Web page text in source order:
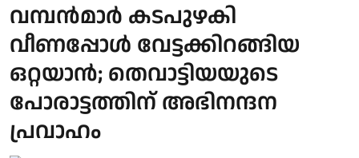
വമ്പന്‍മാർ കടപുഴകി
വീണപ്പോള്‍ വേട്ടക്കിറങ്ങിയ
ഒറ്റയാന്‍; തെവാട്ടിയയുടെ
പോരാട്ടത്തിന് അഭിനന്ദന
പ്രവാഹം